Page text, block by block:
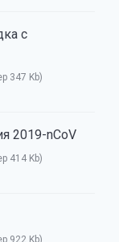
с
347 Kb)
2019-nCoV
414 Kb)
922 Kb)